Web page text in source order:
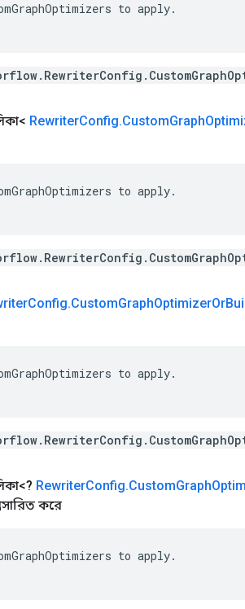
to apply.
RewriterConfig.CustomGraph
to apply.
Config.CustomGraphOptimizerOr
to apply.
RewriterConfig.CustomGraph
করে
to apply.